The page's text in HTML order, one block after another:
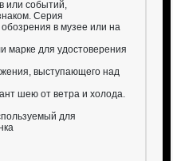
или событий,
Серия
в музее или на
марке для удостоверения
выступающего над
шею от ветра и холода.
для